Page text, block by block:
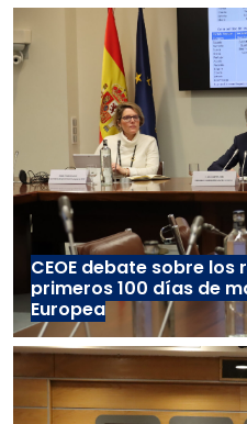
CEOE debate sobre los
primeros 100 días de
Europea